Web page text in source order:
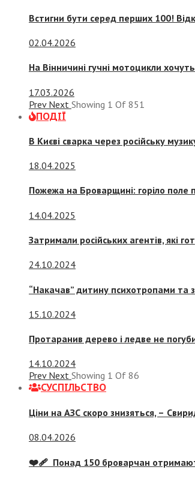
Встигни бути серед перших 100!
02.04.2026
На Вінничині гучні мотоцикли
17.03.2026
Prev Next Showing 1 Of 851
ПОДІЇ
В Києві сварка через російську
18.04.2025
Пожежа на Броварщині: горіло поле
14.04.2025
Затримали російських агентів, які
24.10.2024
“Накачав” дитину психотропами та
15.10.2024
Протаранив дерево і ледве не
14.10.2024
Prev Next Showing 1 Of 86
СУСПIЛЬСТВО
Ціни на АЗС скоро знизяться, –
08.04.2026
❤️‍🩹 Понад 150 броварчан